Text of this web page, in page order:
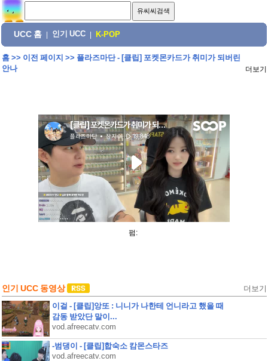
UCC 홈 인기 UCC K-POP
홈>> 이전 페이지 >> 플라즈마단 - [클립] 포켓몬카드가 취미가 되버린
안나
더보기
펌:
인기 UCC 동영상 더보기
이걸 - [클립]앙또 : 니니가 나한테 언니라고 했을 때
감동 받았단 말이...
vod.afreecatv.com
-범댕이 - [클립]합숙소 캄몬스타즈
vod.afreecatv.com